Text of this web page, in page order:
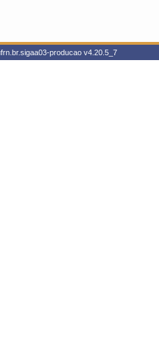
producao v4.20.5_7